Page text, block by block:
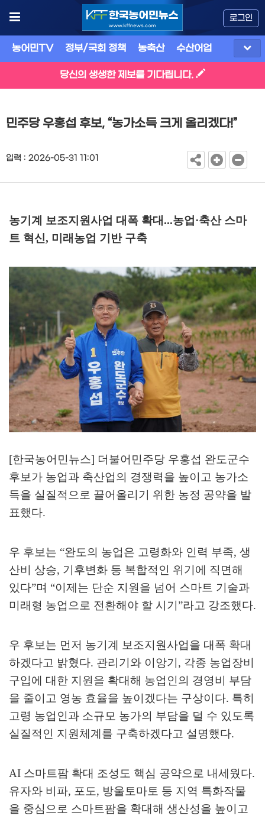
로그인
농어민TV 정부/국회 정책 농축산 수산어업
당신의 생생한 제보를 기다립니다.
민주당 우홍섭 후보, “농가소득 크게 올리겠다!”
입력 : 2026-05-31 11:01
농기계 보조지원사업 대폭 확대...농업 ·축산 스마
트 혁신, 미래농업 기반 구축
[한국농어민뉴스] 더불어민주당 우홍섭 완도군수
후보가 농업과 축산업의 경쟁력을 높이고 농가소
득을 실질적으로 끌어올리기 위한 농정 공약을 발
표했다.
우 후보는 “완도의 농업은 고령화와 인력 부족, 생
산비 상승, 기후변화 등 복합적인 위기에 직면해
있다”며 “이제는 단순 지원을 넘어 스마트 기술과
미래형 농업으로 전환해야 할 시기”라고 강조했다.
우 후보는 먼저 농기계 보조지원사업을 대폭 확대
하겠다고 밝혔다. 관리기와 이앙기, 각종 농업장비
구입에 대한 지원을 확대해 농업인의 경영비 부담
을 줄이고 영농 효율을 높이겠다는 구상이다. 특히
고령 농업인과 소규모 농가의 부담을 덜 수 있도록
실질적인 지원체계를 구축하겠다고 설명했다.
AI 스마트팜 확대 조성도 핵심 공약으로 내세웠다.
유자와 비파, 포도, 방울토마토 등 지역 특화작물
을 중심으로 스마트팜을 확대해 생산성을 높이고